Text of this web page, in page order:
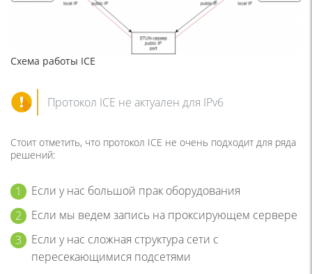
Схема работы ICE
Протокол ICE не актуален для IPv6
Стоит отметить, что протокол ICE не очень подходит для ряда
решений:
Если у нас большой прак оборудования
Если мы ведем запись на проксирующем сервере
Если у нас сложная структура сети с
пересекающимися подсетями